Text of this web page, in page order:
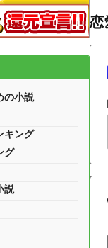
恋
の小説
キング
グ
説